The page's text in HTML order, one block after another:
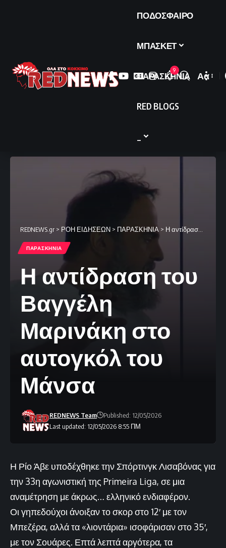
ΠΟΔΟΣΦΑΙΡΟ
ΜΠΑΣΚΕΤ
ΠΑΡΑΣΚΗΝΙΑ
RED BLOGS
9
Font
Αα
REDNEWS.gr > ΡΟΗ ΕΙΔΗΣΕΩΝ > ΠΑΡΑΣΚΗΝΙΑ > Η αντίδραση του Βαγγέλη Μαρινάκη στο αυτογκόλ του Μάνσα
ΠΑΡΑΣΚΗΝΙΑ
Η αντίδραση του
Βαγγέλη
Μαρινάκη στο
αυτογκόλ του
Μάνσα
Last updated: 12/05/2026 8:55 ΠΜ
REDNEWS Team Published: 12/05/2026
Η Ρίο Άβε υποδέχθηκε την Σπόρτινγκ Λισαβόνας για
την 33η αγωνιστική της Primeira Liga, σε μια
αναμέτρηση με άκρως… ελληνικό ενδιαφέρον.
Οι γηπεδούχοι άνοιξαν το σκορ στο 12′ με τον
Μπεζέρα, αλλά τα «λιοντάρια» ισοφάρισαν στο 35′,
με τον Σουάρες. Επτά λεπτά αργότερα, τα